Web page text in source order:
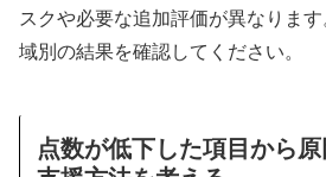
スクや必要な追加評価が異なりま
域別の結果を確認してください。
点数が低下した項目から